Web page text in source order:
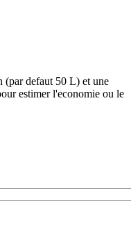
(par defaut 50 L) et une
estimer l'economie ou le